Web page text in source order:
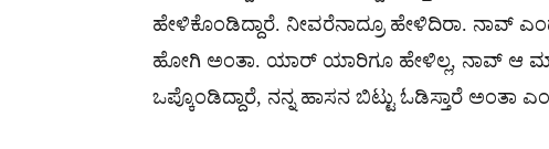
ಹೇಳಿಕೊಂಡಿದ್ದಾರೆ. ನೀವರೆನಾದ್ರೂ ಹೇಳಿದಿರಾ. ನಾವ್
ಹೋಗಿ ಅಂತಾ. ಯಾರ್ ಯಾರಿಗೂ ಹೇಳಿಲ್ಲ, ನಾವ್ ಆ
ಒಪ್ಕೊಂಡಿದ್ದಾರೆ, ನನ್ನ ಹಾಸನ ಬಿಟ್ಟು ಓಡಿಸ್ತಾರೆ ಅಂತಾ